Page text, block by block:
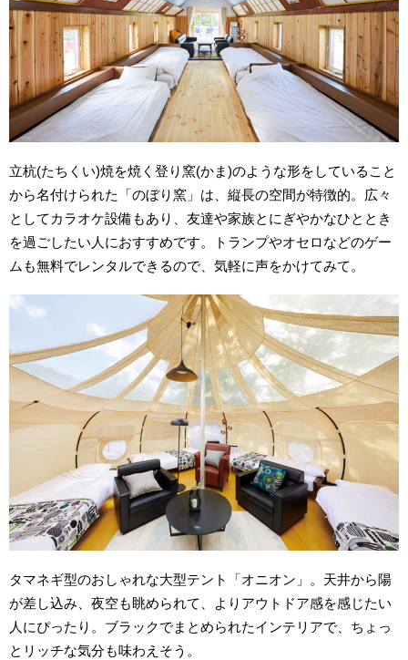
立杭(たちくい)焼を焼く登り窯(かま)のような形をしていること
から名付けられた「のぼり窯」は、縦長の空間が特徴的。広々
としてカラオケ設備もあり、友達や家族とにぎやかなひととき
を過ごしたい人におすすめです。トランプやオセロなどのゲー
ムも無料でレンタルできるので、気軽に声をかけてみて。
タマネギ型のおしゃれな大型テント「オニオン」。天井から陽
が差し込み、夜空も眺められて、よりアウトドア感を感じたい
人にぴったり。ブラックでまとめられたインテリアで、ちょっ
とリッチな気分も味わえそう。